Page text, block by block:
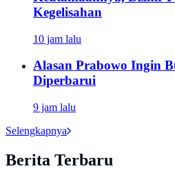
Kegelisahan
10 jam lalu
Alasan Prabowo Ingin
Diperbarui
9 jam lalu
Selengkapnya
Berita Terbaru